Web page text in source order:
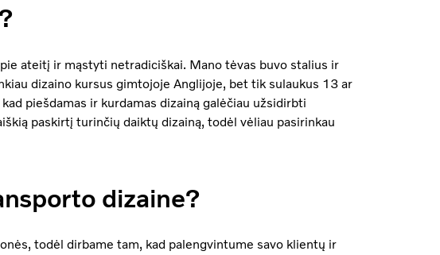
?
ateitį ir mąstyti netradiciškai. Mano tėvas buvo stalius ir
dizaino kursus gimtojoje Anglijoje, bet tik sulaukus 13 ar
piešdamas ir kurdamas dizainą galėčiau užsidirbti
paskirtį turinčių daiktų dizainą, todėl vėliau pasirinkau
dizaine?
todėl dirbame tam, kad palengvintume savo klientų ir